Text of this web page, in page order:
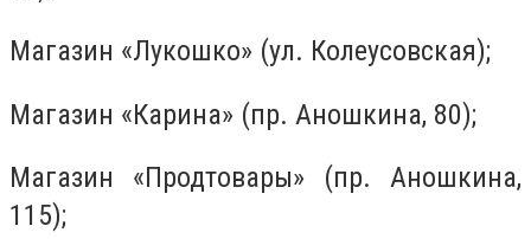
Магазин «Лукошко» (ул. Колеусовская);
Магазин «Карина» (пр. Аношкина, 80);
Магазин «Продтовары» (пр. Аношкина,
115);